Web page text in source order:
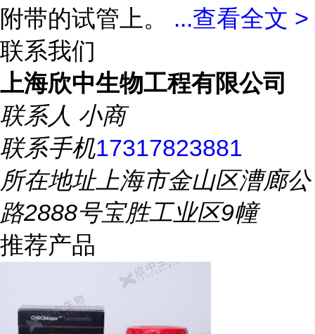
附带的试管上。 ...查看全文 >
联系我们
上海欣中生物工程有限公司
联系人 小商
联系手机17317823881
所在地址上海市金山区漕廊公
路2888号宝胜工业区9幢
推荐产品